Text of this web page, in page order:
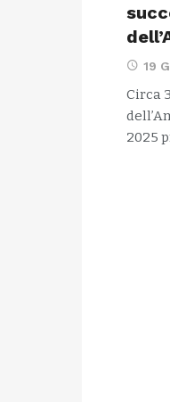
19
Circa
2025